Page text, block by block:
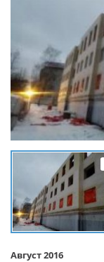
Август 2016